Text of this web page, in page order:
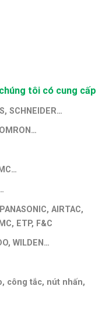
tôi có cung cấp
SCHNEIDER…
AIRTAC,
ETP, F&C
WILDEN…
công tắc, nút nhấn,